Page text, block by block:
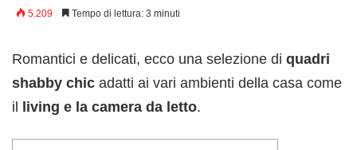
5.209 Tempo di lettura: 3 minuti
Romantici e delicati, ecco una selezione di quadri
shabby chic adatti ai vari ambienti della casa come
il living e la camera da letto.